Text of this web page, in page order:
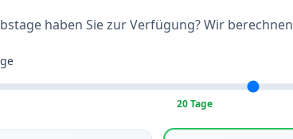
haben Sie zur Verfügung? Wir
20 Tage